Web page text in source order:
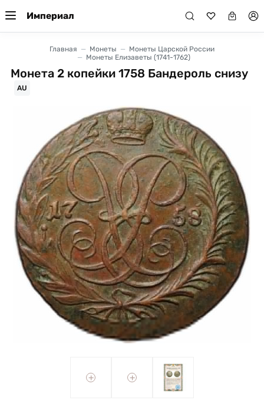
Империал
Главная Монеты
Монеты Царской России
Монеты Елизаветы (1741-1762)
Монета 2 копейки 1758 Бандероль снизу
AU
+ +